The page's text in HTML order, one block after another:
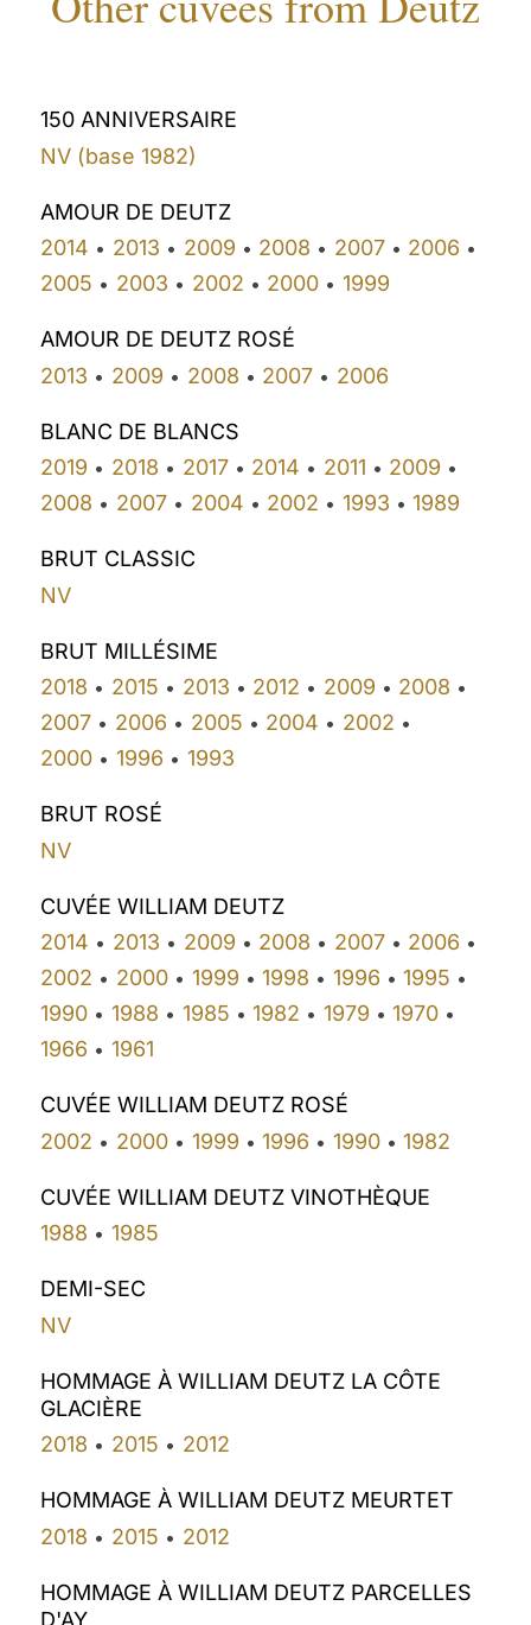
150 ANNIVERSAIRE
NV (base 1982)
AMOUR DE DEUTZ
2014 • 2013 • 2009 • 2008 • 2007• 2006 •
2005 • 2003 • 2002 • 2000 • 1999
AMOUR DE DEUTZ ROSÉ
2013 • 2009 • 2008 • 2007 • 2006
BLANC DE BLANCS
2019 • 2018 • 2017• 2014 • 2011 • 2009 •
2008 • 2007• 2004 • 2002 • 1993 • 1989
BRUT CLASSIC
NV
BRUT MILLÉSIME
2018 • 2015 • 2013 • 2012 • 2009 • 2008 •
2007 • 2006 • 2005 • 2004 • 2002 •
2000 • 1996 • 1993
BRUT ROSÉ
NV
CUVÉE WILLIAM DEUTZ
2014 • 2013 • 2009 • 2008 • 2007• 2006 •
2002 • 2000• 1999 • 1998 • 1996 • 1995 •
1990 • 1988 • 1985 • 1982 • 1979 • 1970 •
1966 • 1961
CUVÉE WILLIAM DEUTZ ROSÉ
2002 • 2000• 1999 • 1996 • 1990• 1982
CUVÉE WILLIAM DEUTZ VINOTHÈQUE
1988 • 1985
DEMI-SEC
NV
HOMMAGE À WILLIAM DEUTZ LA CÔTE
GLACIÈRE
2018 • 2015 • 2012
HOMMAGE À WILLIAM DEUTZ MEURTET
2018 • 2015 • 2012
HOMMAGE À WILLIAM DEUTZ PARCELLES
D'AY